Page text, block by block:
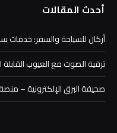
أحدث المقالات
أركان للسياحة والسفر:
ترقية الصوت مع العيوب القابلة
صحيفة البرق الإلكترونية –